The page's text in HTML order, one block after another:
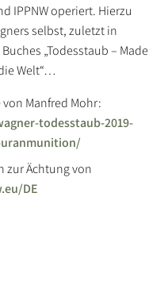
IPPNW operiert. Hierzu
selbst, zuletzt in
„Todesstaub – Made
Welt“…
Manfred Mohr:
todesstaub-2019-
zur Ächtung von
DE